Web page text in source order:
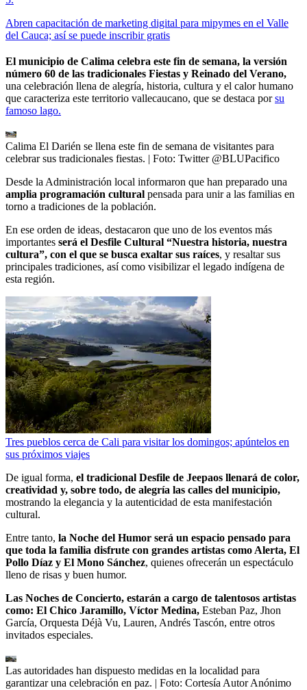
Abren capacitación de marketing digital para mipymes en el Valle
del Cauca; así se puede inscribir gratis
El municipio de Calima celebra este fin de semana, la versión
número 60 de las tradicionales Fiestas y Reinado del Verano,
una celebración llena de alegría, historia, cultura y el calor humano
que caracteriza este territorio vallecaucano, que se destaca porsu
famoso lago.
Calima El Darién se llena este fin de semana de visitantes para
celebrar sus tradicionales fiestas. | Foto: Twitter @BLUPacifico
Desde la Administración local informaron que han preparado una
amplia programación cultural pensada para unir a las familias en
torno a tradiciones de la población.
En ese orden de ideas, destacaron que uno de los eventos más
importantes será el Desfile Cultural “Nuestra historia, nuestra
cultura”, con el que se busca exaltar sus raíces, y resaltar sus
principales tradiciones, así como visibilizar el legado indígena de
esta región.
Tres pueblos cerca de Cali para visitar los domingos; apúntelos en
sus próximos viajes
De igual forma, el tradicional Desfile de Jeepaos llenará de color,
creatividad y, sobre todo, de alegría las calles del municipio,
mostrando la elegancia y la autenticidad de esta manifestación
cultural.
Entre tanto, la Noche del Humor será un espacio pensado para
que toda la familia disfrute con grandes artistas como Alerta, El
Pollo Díaz y El Mono Sánchez, quienes ofrecerán un espectáculo
lleno de risas y buen humor.
Las Noches de Concierto, estarán a cargo de talentosos artistas
como: El Chico Jaramillo, Víctor Medina, Esteban Paz, Jhon
García, Orquesta Déjà Vu, Lauren, Andrés Tascón, entre otros
invitados especiales.
Las autoridades han dispuesto medidas en la localidad para
garantizar una celebración en paz. | Foto: Cortesía Autor Anónimo